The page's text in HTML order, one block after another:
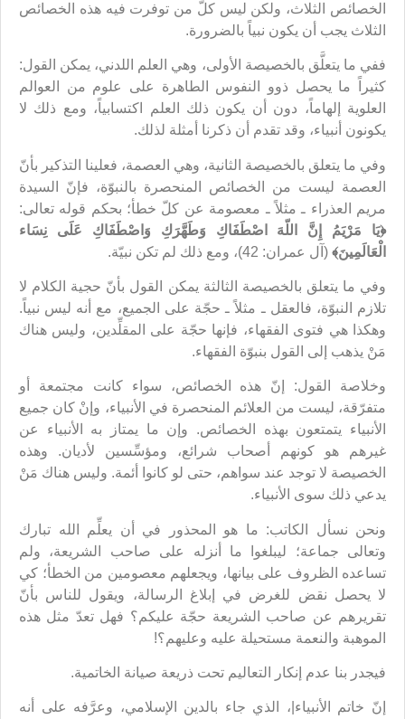
الخصائص الثلاث، ولكن ليس كلّ من توفرت فيه هذه الخصائص
الثلاث يجب أن يكون نبياً بالضرورة.
ففي ما يتعلَّق بالخصيصة الأولى، وهي العلم اللدني، يمكن القول:
كثيراً ما يحصل ذوو النفوس الطاهرة على علوم من العوالم
العلوية إلهاماً، دون أن يكون ذلك العلم اكتسابياً، ومع ذلك لا
يكونون أنبياء، وقد تقدم أن ذكرنا أمثلة لذلك.
وفي ما يتعلق بالخصيصة الثانية، وهي العصمة، فعلينا التذكير بأنّ
العصمة ليست من الخصائص المنحصرة بالنبوّة، فإنّ السيدة
مريم العذراء ـ مثلاً ـ معصومة عن كلّ خطأ؛ بحكم قوله تعالى:
﴿يَا مَرْيَمُ إِنَّ اللّهَ اصْطَفَاكِ وَطَهَّرَكِ وَاصْطَفَاكِ عَلَى نِسَاء
الْعَالَمِينَ﴾ (آل عمران: 42)، ومع ذلك لم تكن نبيّة.
وفي ما يتعلق بالخصيصة الثالثة يمكن القول بأنّ حجية الكلام لا
تلازم النبوّة، فالعقل ـ مثلاً ـ حجّة على الجميع، مع أنه ليس نبياً.
وهكذا هي فتوى الفقهاء، فإنها حجّة على المقلِّدين، وليس هناك
مَنْ يذهب إلى القول بنبوّة الفقهاء.
وخلاصة القول: إنّ هذه الخصائص، سواء كانت مجتمعة أو
متفرّقة، ليست من العلائم المنحصرة في الأنبياء، وإنْ كان جميع
الأنبياء يتمتعون بهذه الخصائص. وإن ما يمتاز به الأنبياء عن
غيرهم هو كونهم أصحاب شرائع، ومؤسِّسين لأديان. وهذه
الخصيصة لا توجد عند سواهم، حتى لو كانوا أئمة. وليس هناك مَنْ
يدعي ذلك سوى الأنبياء.
ونحن نسأل الكاتب: ما هو المحذور في أن يعلِّم الله تبارك
وتعالى جماعة؛ ليبلغوا ما أنزله على صاحب الشريعة، ولم
تساعده الظروف على بيانها، ويجعلهم معصومين من الخطأ؛ كي
لا يحصل نقض للغرض في إبلاغ الرسالة، ويقول للناس بأنّ
تقريرهم عن صاحب الشريعة حجّة عليكم؟ فهل تعدّ مثل هذه
الموهبة والنعمة مستحيلة عليه وعليهم؟!
فيجدر بنا عدم إنكار التعاليم تحت ذريعة صيانة الخاتمية.
إنّ خاتم الأنبياء|، الذي جاء بالدين الإسلامي، وعرَّفه على أنه